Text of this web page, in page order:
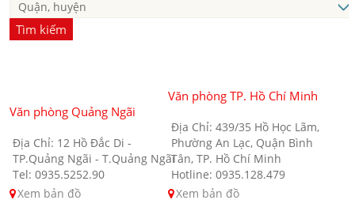
Tìm kiếm
Văn phòng Quảng Ngãi
Địa Chỉ: 12 Hồ Đắc Di -
TP.Quảng Ngãi - T.Quảng Ngãi
Tel: 0935.5252.90
Xem bản đồ
Văn phòng TP. Hồ Chí Minh
Địa Chỉ: 439/35 Hồ Học Lãm,
Phường An Lạc, Quận Bình
Tân, TP. Hồ Chí Minh
Hotline: 0935.128.479
Xem bản đồ